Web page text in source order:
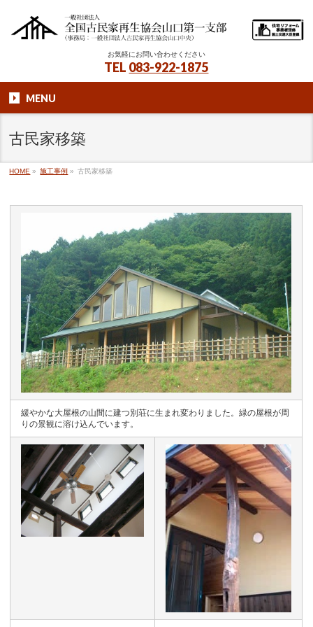
お気軽にお問い合わせください
TEL 083-922-1875
MENU
古民家移築
HOME » 施工事例 » 古民家移築
緩やかな大屋根の山間に建つ別荘に生まれ変わりました。緑の屋根が周
りの景観に溶け込んでいます。